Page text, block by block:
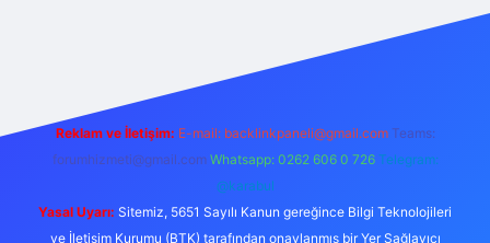
Reklam ve İletişim: E-mail: backlinkpaneli@gmail.com Teams:
forumhizmeti@gmail.com Whatsapp: 0262 606 0 726 Telegram:
@karabul
Yasal Uyarı: Sitemiz, 5651 Sayılı Kanun gereğince Bilgi Teknolojileri
ve İletişim Kurumu (BTK) tarafından onaylanmış bir Yer Sağlayıcı